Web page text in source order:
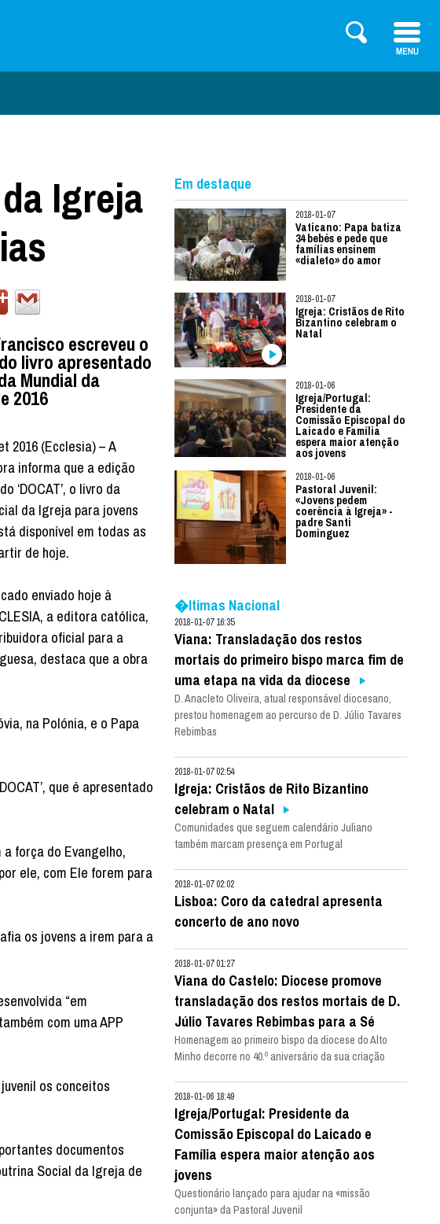
Igreja
escreveu o
livro apresentado
Mundial da
2016
2016 (Ecclesia) – A
informa que a edição
‘DOCAT’, o livro da
da Igreja para jovens
disponível em todas as
de hoje.
enviado hoje à
a editora católica,
oficial para a
destaca que a obra
na Polónia, e o Papa
que é apresentado
a força do Evangelho,
ele, com Ele forem para
os jovens a irem para a
“em
com uma APP
os conceitos
documentos
Social da Igreja de
Em destaque
2018-01-07
Vaticano: Papa batiza
34 bebés e pede que
famílias ensinem
«dialeto» do amor
2018-01-07
Igreja: Cristãos de Rito
Bizantino celebram o
Natal
2018-01-06
Igreja/Portugal:
Presidente da
Comissão Episcopal do
Laicado e Família
espera maior atenção
aos jovens
2018-01-06
Pastoral Juvenil:
«Jovens pedem
coerência à Igreja» -
padre Santi
Dominguez
�ltimas Nacional
2018-01-07 16:35
Viana: Transladação dos restos
mortais do primeiro bispo marca fim de
uma etapa na vida da diocese
D. Anacleto Oliveira, atual responsável diocesano,
prestou homenagem ao percurso de D. Júlio Tavares
Rebimbas
2018-01-07 02:54
Igreja: Cristãos de Rito Bizantino
celebram o Natal
Comunidades que seguem calendário Juliano
também marcam presença em Portugal
2018-01-07 02:02
Lisboa: Coro da catedral apresenta
concerto de ano novo
2018-01-07 01:27
Viana do Castelo: Diocese promove
transladação dos restos mortais de D.
Júlio Tavares Rebimbas para a Sé
Homenagem ao primeiro bispo da diocese do Alto
Minho decorre no 40.º aniversário da sua criação
2018-01-06 18:49
Igreja/Portugal: Presidente da
Comissão Episcopal do Laicado e
Família espera maior atenção aos
jovens
Questionário lançado para ajudar na «missão
conjunta» da Pastoral Juvenil